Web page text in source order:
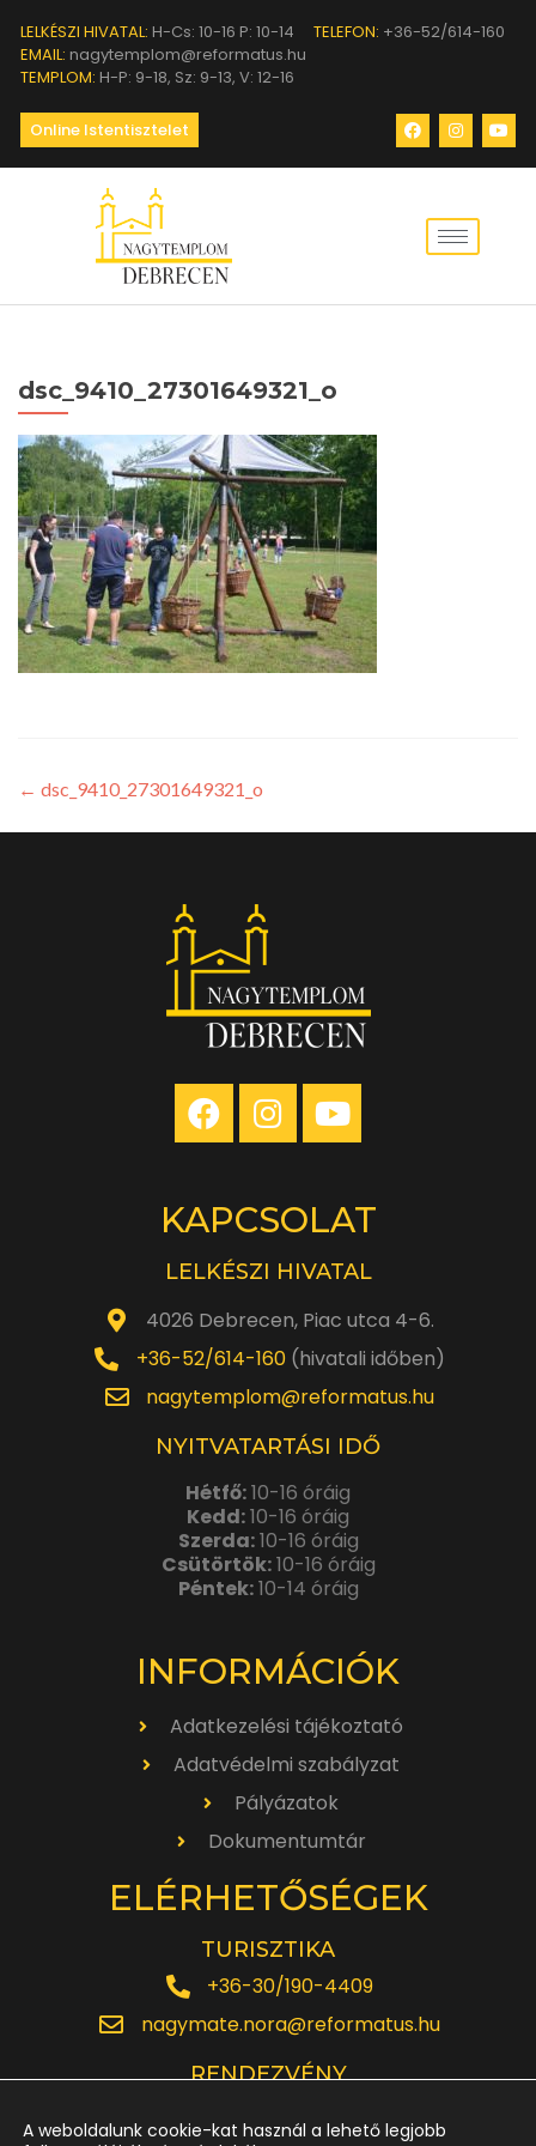
LELKÉSZI HIVATAL: H-Cs: 10-16 P: 10-14 TELEFON: +36-52/614-160
EMAIL: nagytemplom@reformatus.hu
TEMPLOM: H-P: 9-18, Sz: 9-13, V: 12-16
Online Istentisztelet
dsc_9410_27301649321_o
← dsc_9410_27301649321_o
KAPCSOLAT
LELKÉSZI HIVATAL
4026 Debrecen, Piac utca 4-6.
+36-52/614-160(hivatali időben)
nagytemplom@reformatus.hu
NYITVATARTÁSI IDŐ
Hétfő:10-16 óráig
Kedd:10-16 óráig
Szerda:10-16 óráig
Csütörtök:10-16 óráig
Péntek:10-14 óráig
INFORMÁCIÓK
Adatkezelési tájékoztató
Adatvédelmi szabályzat
Pályázatok
Dokumentumtár
ELÉRHETŐSÉGEK
TURISZTIKA
+36-30/190-4409
nagymate.nora@reformatus.hu
RENDEZVÉNY
A weboldalunk cookie-kat használ a lehető legjobb